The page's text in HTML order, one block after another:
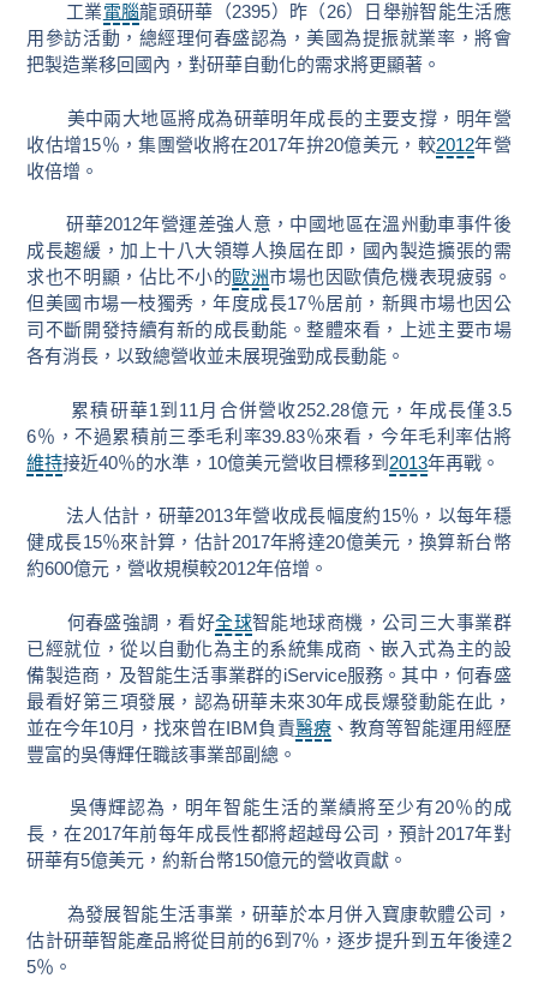
工業電腦龍頭研華（2395）昨（26）日舉辦智能生活應
用參訪活動，總經理何春盛認為，美國為提振就業率，將會
把製造業移回國內，對研華自動化的需求將更顯著。
美中兩大地區將成為研華明年成長的主要支撐，明年營
收估增15％，集團營收將在2017年拚20億美元，較2012年營
收倍增。
研華2012年營運差強人意，中國地區在溫州動車事件後
成長趨緩，加上十八大領導人換屆在即，國內製造擴張的需
求也不明顯，佔比不小的歐洲市場也因歐債危機表現疲弱。
但美國市場一枝獨秀，年度成長17％居前，新興市場也因公
司不斷開發持續有新的成長動能。整體來看，上述主要市場
各有消長，以致總營收並未展現強勁成長動能。
累積研華1到11月合併營收252.28億元，年成長僅3.5
6％，不過累積前三季毛利率39.83％來看，今年毛利率估將
維持接近40％的水準，10億美元營收目標移到 2013年再戰。
法人估計，研華2013年營收成長幅度約15％，以每年穩
健成長15％來計算，估計2017年將達20億美元，換算新台幣
約600億元，營收規模較2012年倍增。
何春盛強調，看好全球智能地球商機，公司三大事業群
已經就位，從以自動化為主的系統集成商、嵌入式為主的設
備製造商，及智能生活事業群的iService服務。其中，何春盛
最看好第三項發展，認為研華未來30年成長爆發動能在此，
並在今年10月，找來曾在IBM負責醫療、教育等智能運用經歷
豐富的吳傳輝任職該事業部副總。
吳傳輝認為，明年智能生活的業績將至少有20％的成
長，在2017年前每年成長性都將超越母公司，預計2017年對
研華有5億美元，約新台幣150億元的營收貢獻。
為發展智能生活事業，研華於本月併入寶康軟體公司，
估計研華智能產品將從目前的6到7％，逐步提升到五年後達2
5％。